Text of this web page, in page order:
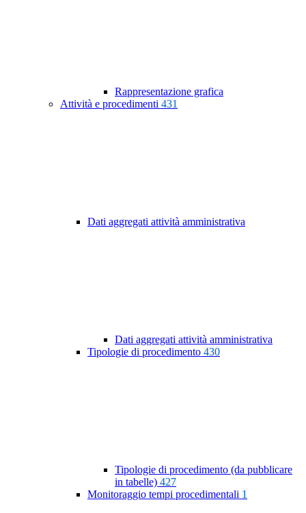
Rappresentazione grafica
Attività e procedimenti 431
Dati aggregati attività amministrativa
Dati aggregati attività amministrativa
Tipologie di procedimento 430
Tipologie di procedimento (da pubblicare
in tabelle) 427
Monitoraggio tempi procedimentali 1